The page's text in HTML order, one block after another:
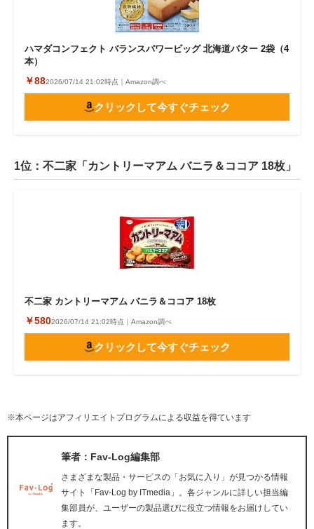
ハマダコンフェクト バランスパワービッグ 北海道バター 2袋（4
本）
￥882026/07/14 21:02時点｜Amazon調べ
クリックして今すぐチェック
1位：不二家「カントリーマアム バニラ＆ココア 18枚」
不二家 カントリーマアム バニラ＆ココア 18枚
￥5802026/07/14 21:02時点｜Amazon調べ
クリックして今すぐチェック
※本ページはアフィリエイトプログラムによる収益を得ています
筆者：Fav-Log編集部
さまざまな製品・サービスの「お気に入り」が見つかる情報
サイト「Fav-Log by ITmedia」。各ジャンルに詳しい担当編
集部員が、ユーザーの製品選びに役立つ情報をお届けしてい
ます。